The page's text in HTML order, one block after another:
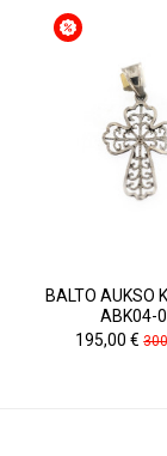
BALTO AUKSO
ABK04-
Kaina
195,00 €